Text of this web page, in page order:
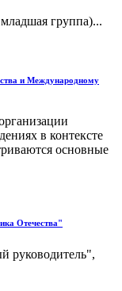
группа)...
и Международному
в контексте
основные
Отечества"
руководитель",